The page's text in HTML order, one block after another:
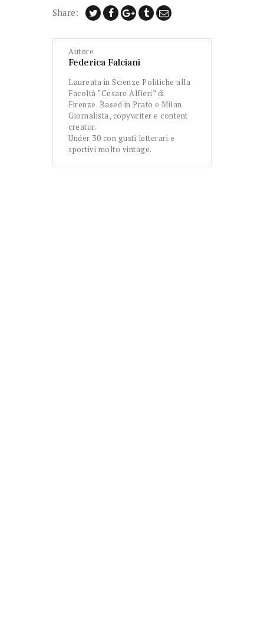
Share:
Autore
Federica Falciani
Laureata in Scienze Politiche alla
Facoltà “Cesare Alfieri” di
Firenze. Based in Prato e Milan.
Giornalista, copywriter e content
creator.
Under 30 con gusti letterari e
sportivi molto vintage.